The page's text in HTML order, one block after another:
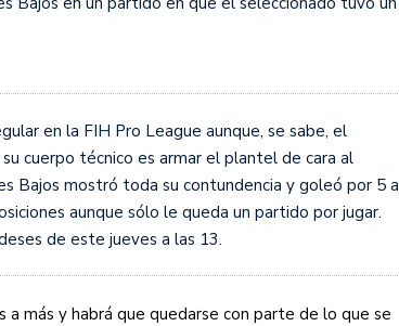
gran victoria ante Ecuador en la Copa
en la FIH Pro League aunque, se sabe, el
cuerpo técnico es armar el plantel de cara al
Bajos mostró toda su contundencia y goleó por 5 a
aunque sólo le queda un partido por jugar.
de este jueves a las 13.
más y habrá que quedarse con parte de lo que se